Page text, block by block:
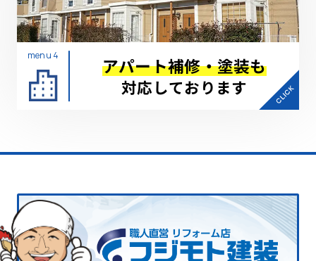
menu 4 アパート補修・塗装も
対応しております